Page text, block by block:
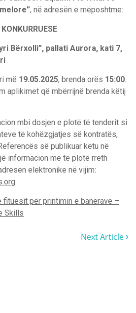
, në adresën e mëposhtme:
Bërxolli”, pallati Aurora, kati 7,
më 19.05.2025, brenda orës 15:00.
aplikimet që mbërrijnë brenda këtij
mbi dosjen e plotë të tenderit si
të kohëzgjatjes së kontratës,
së publikuar këtu në
informacion më të plotë rreth
elektronike në vijim:
.
fituesit për printimin e banerave –
Skills
Next Article